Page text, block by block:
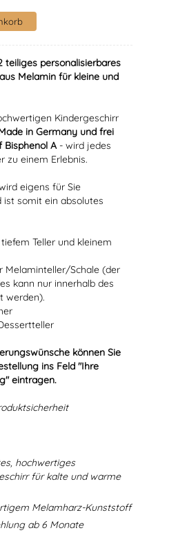
teiliges personalisierbares
Melamin für kleine und
Kindergeschirr
in Germany und frei
Bisphenol A- wird jedes
zu einem Erlebnis.
eigens für Sie
somit ein absolutes
Teller und kleinem
Melaminteller/Schale (der
kann nur innerhalb des
werden).
können Sie
ins Feld "Ihre
eintragen.
hochwertiges
für kalte und warme
Melamharz-Kunststoff
ab 6 Monate